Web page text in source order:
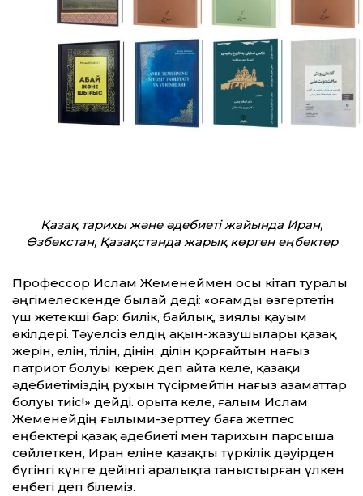
Қазақ тарихы және әдебиеті жайында Иран,
Өзбекстан, Қазақстанда жарық көрген еңбектер
Профессор Ислам Жеменеймен осы кітап туралы
әңгімелескенде былай деді: «Қоғамды өзгертетін
үш жетекші бар: билік, байлық, зиялы қауым
өкілдері. Тәуелсіз елдің ақын-жазушылары қазақ
жерін, елін, тілін, дінін, ділін қорғайтын нағыз
патриот болуы керек деп айта келе, қазақи
әдебиетіміздің рухын түсірмейтін нағыз азаматтар
болуы тиіс!» дейді. Қорыта келе, ғалым Ислам
Жеменейдің ғылыми-зерттеу баға жетпес
еңбектері қазақ әдебиеті мен тарихын парсыша
сөйлеткен, Иран еліне қазақты түркілік дәуірден
бүгінгі күнге дейінгі аралықта таныстырған үлкен
еңбегі деп білеміз.